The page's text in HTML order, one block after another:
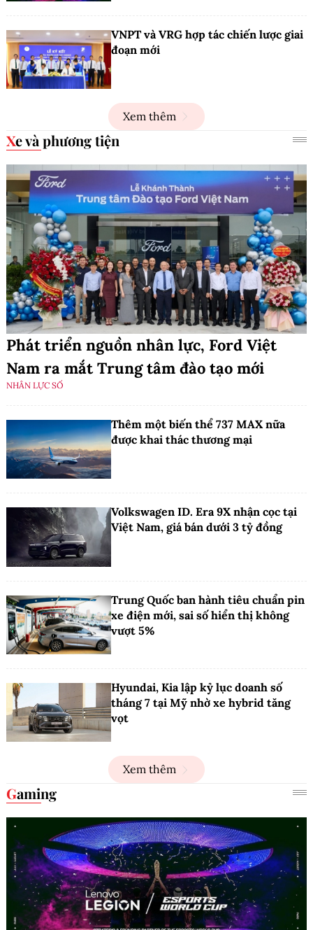
VNPT và VRG hợp tác chiến lược giai
đoạn mới
Xem thêm
Xe và phương tiện
Phát triển nguồn nhân lực, Ford Việt
Nam ra mắt Trung tâm đào tạo mới
NHÂN LỰC SỐ
Thêm một biến thể 737 MAX nữa
được khai thác thương mại
Volkswagen ID. Era 9X nhận cọc tại
Việt Nam, giá bán dưới 3 tỷ đồng
Trung Quốc ban hành tiêu chuẩn pin
xe điện mới, sai số hiển thị không
vượt 5%
Hyundai, Kia lập kỷ lục doanh số
tháng 7 tại Mỹ nhờ xe hybrid tăng
vọt
Xem thêm
Gaming